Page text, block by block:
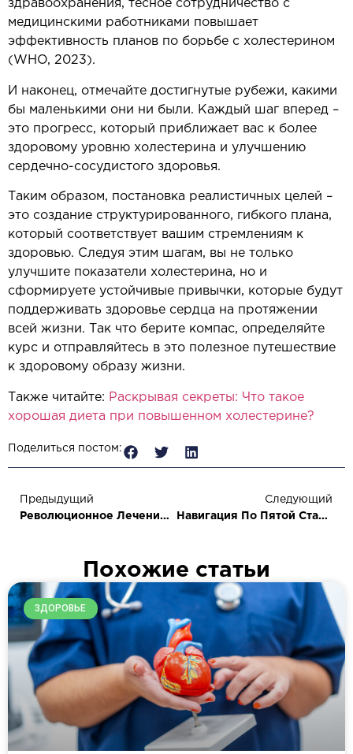
здравоохранения, тесное сотрудничество с
медицинскими работниками повышает
эффективность планов по борьбе с холестерином
(WHO, 2023).
И наконец, отмечайте достигнутые рубежи, какими
бы маленькими они ни были. Каждый шаг вперед –
это прогресс, который приближает вас к более
здоровому уровню холестерина и улучшению
сердечно-сосудистого здоровья.
Таким образом, постановка реалистичных целей –
это создание структурированного, гибкого плана,
который соответствует вашим стремлениям к
здоровью. Следуя этим шагам, вы не только
улучшите показатели холестерина, но и
сформируете устойчивые привычки, которые будут
поддерживать здоровье сердца на протяжении
всей жизни. Так что берите компас, определяйте
курс и отправляйтесь в это полезное путешествие
к здоровому образу жизни.
Также читайте: Раскрывая секреты: Что такое
хорошая диета при повышенном холестерине?
Поделиться постом:
Предыдущий
Революционное Лечение: Изучение Новейших Препаратов Для Лечения Застойной Сердечной Недостаточности
Следующий
Навигация По Пятой Стадии Застойной Сердечной Недостаточности: Ресурсы И Поддержка
Похожие статьи
ЗДОРОВЬЕ